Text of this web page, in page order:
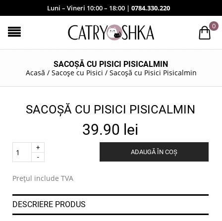
Luni – Vineri 10:00 – 18:00 | 0784.330.220
0
SACOȘĂ CU PISICI PISICALMIN
Acasă / Sacoșe cu Pisici / Sacoșă cu Pisici Pisicalmin
SACOȘĂ CU PISICI PISICALMIN
39.90 lei
Quantity
ADAUGĂ ÎN COȘ
Prețul include TVA
DESCRIERE PRODUS